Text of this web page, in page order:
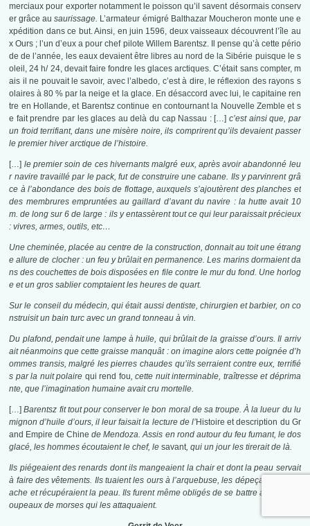
merciaux pour exporter notamment le poisson qu’il savent désormais conserv
er grâce ausaurissage. L’armateur émigré Balthazar Moucheron monte une e
xpédition dans ce but. Ainsi, en juin 1596, deux vaisseaux découvrent l’île au
x Ours ; l’un d’eux a pour chef pilote Willem Barentsz. Il pense qu’à cette pério
de de l’année, les eaux devaient être libres au nord de la Sibérie puisque le s
oleil, 24 h/ 24, devait faire fondre les glaces arctiques. C’était sans compter, m
ais il ne pouvait le savoir, avec l’albedo, c’est à dire, le réflexion des rayons s
olaires à 80 % par la neige et la glace. En désaccord avec lui, le capitaine ren
tre en Hollande, et Barentsz continue en contournant la Nouvelle Zemble et s
e fait prendre par les glaces au delà du cap Nassau : […] c’est ainsi que, par
un froid terrifiant, dans une misère noire, ils comprirent qu’ils devaient passer
le premier hiver arctique de l’histoire.
[…] le premier soin de ces hivernants malgré eux, après avoir abandonné leu
r navire travaillé par le pack, fut de construire une cabane. Ils y parvinrent grâ
ce à l’abondance des bois de flottage, auxquels s’ajoutèrent des planches et
des membrures empruntées au gaillard d’avant du navire : la hutte avait 10
m. de long sur 6 de large : ils y entassèrent tout ce qui leur paraissait précieux
: vivres, armes, outils, etc…
Une cheminée, placée au centre de la construction, donnait au toit une étrang
e allure de clocher : un feu y brûlait en permanence. Les marins dormaient da
ns des couchettes de bois disposées en file contre le mur du fond. Une horlog
e et un gros sablier comptaient les heures de quart.
Sur le conseil du médecin, qui était aussi dentiste, chirurgien et barbier, on co
nstruisit un bain turc avec un grand tonneau à vin.
Du plafond, pendait une lampe à huile, qui brûlait de la graisse d’ours. Il arriv
ait néanmoins que cette graisse manquât : on imagine alors cette poignée d’h
ommes transis, malgré les pierres chaudes qu’ils serraient contre eux, terrifié
s par la nuit polaire qui rend fou, cette nuit interminable, traîtresse et déprima
nte, que l’imagination humaine avait cru mortelle.
[…] Barentsz fit tout pour conserver le bon moral de sa troupe. À la lueur du lu
mignon d’huile d’ours, il leur faisait la lecture de l’Histoire et description du Gr
and Empire de Chine de Mendoza. Assis en rond autour du feu fumant, le dos
glacé, les hommes écoutaient le chef, lesavant, qui un jour les tirerait de là.
Ils piégeaient des renards dont ils mangeaient la chair et dont la peau servait
à faire des vêtements. Ils tuaient les ours à l’arquebuse, les dépeçaient à la h
ache et récupéraient la peau. Ils furent même obligés de se battre avec des tr
oupeaux de morses qui les attaquaient.